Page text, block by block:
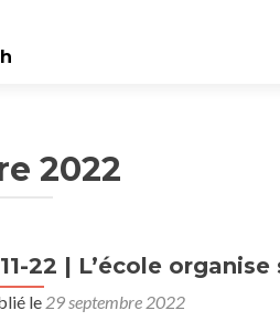
2022
22 | L’école
le 29 septembre 2022